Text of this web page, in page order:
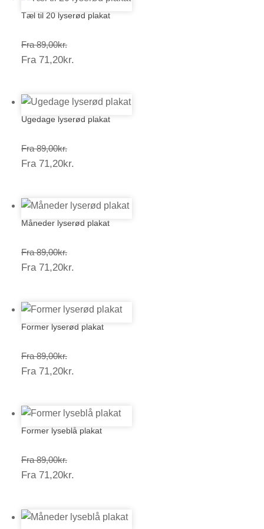
Tæl til 20 lyserød plakat
Fra 89,00kr.Prisinterval:
89,00kr.
Fra 71,20kr.
Ugedage lyserød plakat
Fra 89,00kr.Prisinterval:
89,00kr.
Fra 71,20kr.
Måneder lyserød plakat
Fra 89,00kr.Prisinterval:
89,00kr.
Fra 71,20kr.
Former lyserød plakat
Fra 89,00kr.Prisinterval:
89,00kr.
Fra 71,20kr.
Former lyseblå plakat
Fra 89,00kr.Prisinterval:
89,00kr.
Fra 71,20kr.